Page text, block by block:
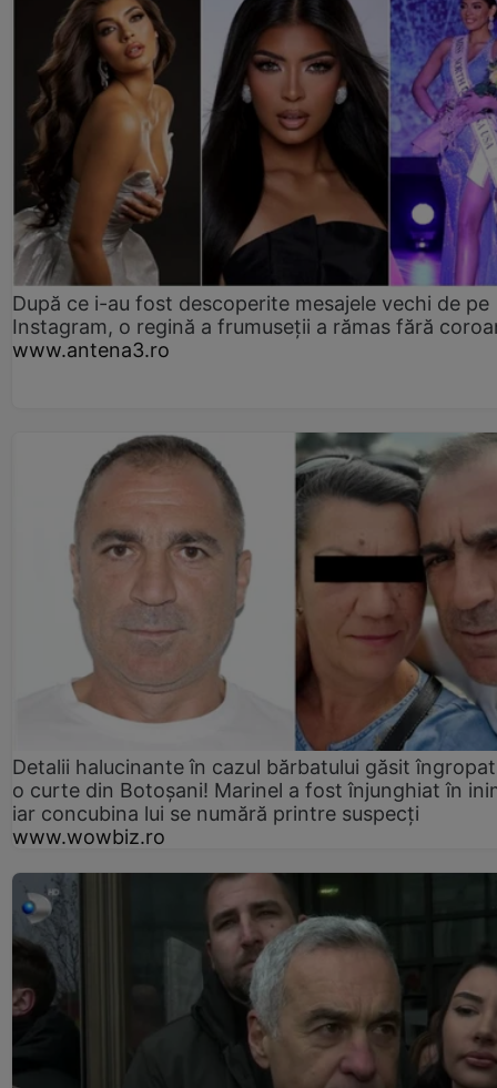
După ce i-au fost descoperite mesajele vechi de pe
Instagram, o regină a frumuseții a rămas fără
www.antena3.ro
Detalii halucinante în cazul bărbatului găsit
o curte din Botoșani! Marinel a fost înjunghiat în
iar concubina lui se numără printre suspecți
www.wowbiz.ro